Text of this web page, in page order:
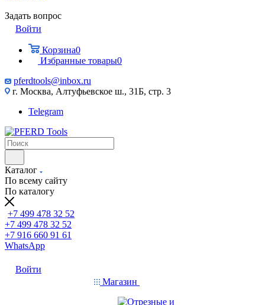
Задать вопрос
Войти
Корзина0
Избранные товары0
pferdtools@inbox.ru
г. Москва, Алтуфьевское ш., 31Б, стр. 3
Telegram
Каталог
По всему сайту
По каталогу
+7 499 478 32 52
+7 499 478 32 52
+7 916 660 91 61
WhatsApp
Войти
Магазин